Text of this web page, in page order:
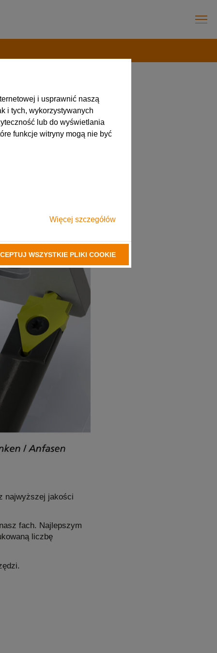
i usprawnić naszą
i tych, wykorzystywanych
lub do wyświetlania
funkcje witryny mogą nie być
Więcej szczegółów
WSZYSTKIE PLIKI COOKIE
najwyższej jakości
fach. Najlepszym
liczbę